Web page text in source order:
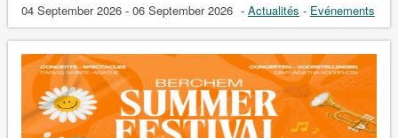
04 September 2026 - 06 September 2026 - Actualités - Evénements